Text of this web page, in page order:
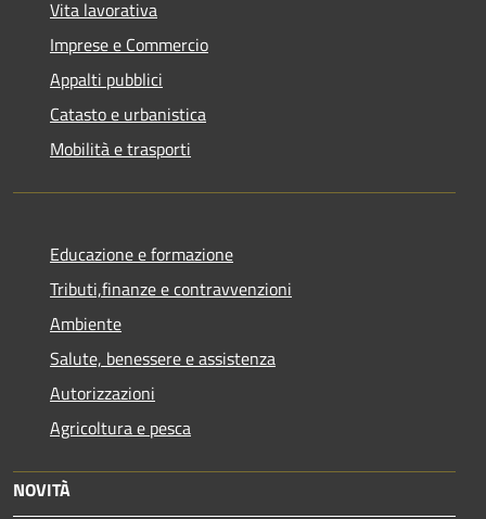
Vita lavorativa
Imprese e Commercio
Appalti pubblici
Catasto e urbanistica
Mobilità e trasporti
Educazione e formazione
Tributi,finanze e contravvenzioni
Ambiente
Salute, benessere e assistenza
Autorizzazioni
Agricoltura e pesca
NOVITÀ